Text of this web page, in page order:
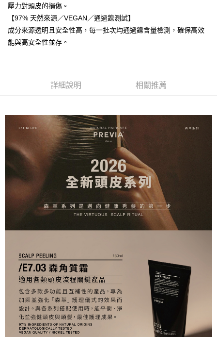
壓力對頭皮的損傷。
【97% 天然來源／VEGAN／通過鎳測試】
成分來源透明且安全性高，每一批次均通過鎳含量檢測，確保高效
能與高安全性並存。
詳細說明 相關推薦